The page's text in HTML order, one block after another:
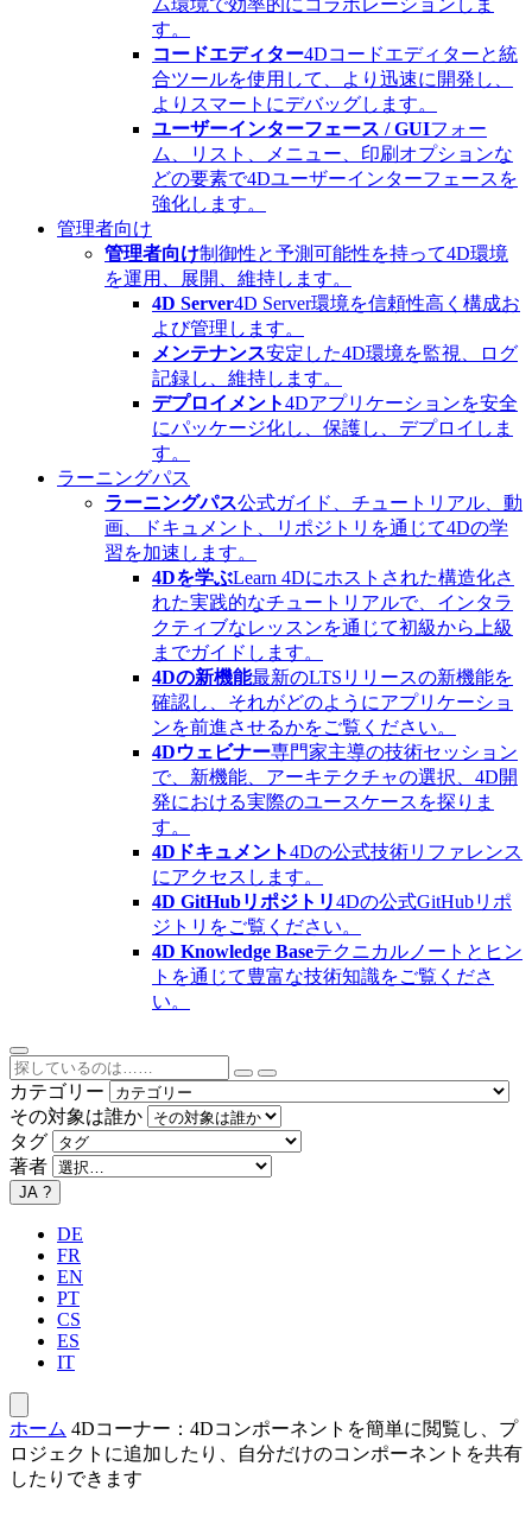
ム環境で効率的にコラボレーションしま
す。
コードエディター4Dコードエディターと統
合ツールを使用して、より迅速に開発し、
よりスマートにデバッグします。
ユーザーインターフェース / GUIフォー
ム、リスト、メニュー、印刷オプションな
どの要素で4Dユーザーインターフェースを
強化します。
管理者向け
管理者向け制御性と予測可能性を持って4D環境
を運用、展開、維持します。
4D Server4D Server環境を信頼性高く構成お
よび管理します。
メンテナンス安定した4D環境を監視、ログ
記録し、維持します。
デプロイメント4Dアプリケーションを安全
にパッケージ化し、保護し、デプロイしま
す。
ラーニングパス
ラーニングパス公式ガイド、チュートリアル、動
画、ドキュメント、リポジトリを通じて4Dの学
習を加速します。
4Dを学ぶLearn 4Dにホストされた構造化さ
れた実践的なチュートリアルで、インタラ
クティブなレッスンを通じて初級から上級
までガイドします。
4Dの新機能最新のLTSリリースの新機能を
確認し、それがどのようにアプリケーショ
ンを前進させるかをご覧ください。
4Dウェビナー専門家主導の技術セッション
で、新機能、アーキテクチャの選択、4D開
発における実際のユースケースを探りま
す。
4Dドキュメント4Dの公式技術リファレンス
にアクセスします。
4D GitHubリポジトリ4Dの公式GitHubリポ
ジトリをご覧ください。
4D Knowledge Baseテクニカルノートとヒン
トを通じて豊富な技術知識をご覧くださ
い。
カテゴリー
その対象は誰か
タグ
著者
JA ?
DE
FR
EN
PT
CS
ES
IT
ホーム 4Dコーナー：4Dコンポーネントを簡単に閲覧し、プ
ロジェクトに追加したり、自分だけのコンポーネントを共有
したりできます